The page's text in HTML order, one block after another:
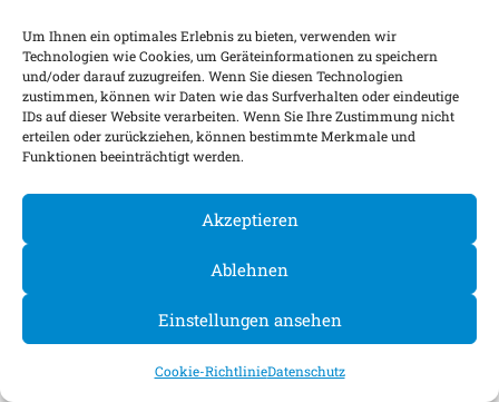
Um Ihnen ein optimales Erlebnis zu bieten, verwenden wir
Technologien wie Cookies, um Geräteinformationen zu speichern
und/oder darauf zuzugreifen. Wenn Sie diesen Technologien
zustimmen, können wir Daten wie das Surfverhalten oder eindeutige
IDs auf dieser Website verarbeiten. Wenn Sie Ihre Zustimmung nicht
erteilen oder zurückziehen, können bestimmte Merkmale und
Funktionen beeinträchtigt werden.
Akzeptieren
Ablehnen
Einstellungen ansehen
Cookie-RichtlinieDatenschutz